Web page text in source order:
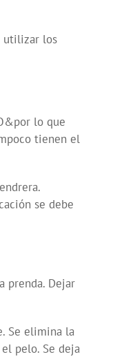
utilizar los
lo que
tienen el
se debe
prenda. Dejar
Se elimina la
pelo. Se deja